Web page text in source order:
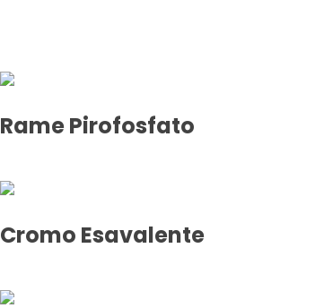
Rame Pirofosfato
Cromo Esavalente